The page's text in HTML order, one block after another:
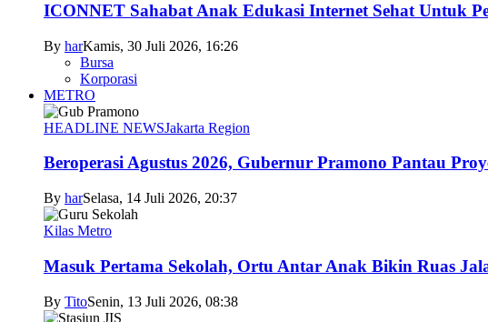
ICONNET Sahabat Anak Edukasi Internet Sehat Untuk
By harKamis, 30 Juli 2026, 16:26
Bursa
Korporasi
METRO
HEADLINE NEWSJakarta Region
Beroperasi Agustus 2026, Gubernur Pramono Pantau
By harSelasa, 14 Juli 2026, 20:37
Kilas Metro
Masuk Pertama Sekolah, Ortu Antar Anak Bikin Ruas
By TitoSenin, 13 Juli 2026, 08:38